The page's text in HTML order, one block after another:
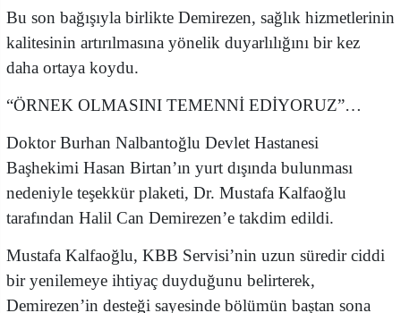
Bu son bağışıyla birlikte Demirezen, sağlık hizmetlerinin
kalitesinin artırılmasına yönelik duyarlılığını bir kez
daha ortaya koydu.
“ÖRNEK OLMASINI TEMENNİ EDİYORUZ”…
Doktor Burhan Nalbantoğlu Devlet Hastanesi
Başhekimi Hasan Birtan’ın yurt dışında bulunması
nedeniyle teşekkür plaketi, Dr. Mustafa Kalfaoğlu
tarafından Halil Can Demirezen’e takdim edildi.
Mustafa Kalfaoğlu, KBB Servisi’nin uzun süredir ciddi
bir yenilemeye ihtiyaç duyduğunu belirterek,
Demirezen’in desteği sayesinde bölümün baştan sona